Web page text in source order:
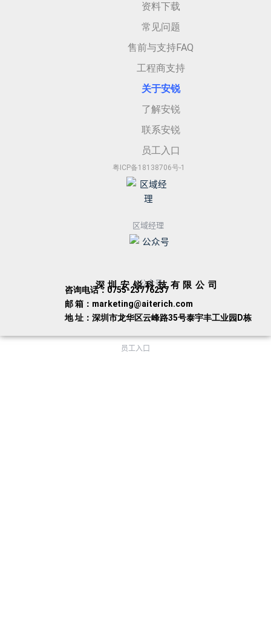
资料下载
常见问题
售前与支持FAQ
工程商支持
关于安锐
了解安锐
联系安锐
员工入口
粤ICP备18138706号-1
区域经理
公众号
深圳安锐科技有限公司
咨询电话：0755-23776237
邮 箱：marketing@aiterich.com
地 址：深圳市龙华区云峰路35号泰宇丰工业园D栋
员工入口